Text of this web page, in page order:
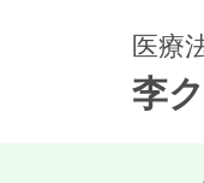
医療
李